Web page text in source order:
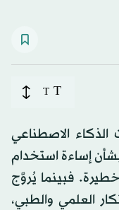
T
T
الاصطناعي
إساءة استخدام
فبينما يُروَّج
العلمي والطبي،